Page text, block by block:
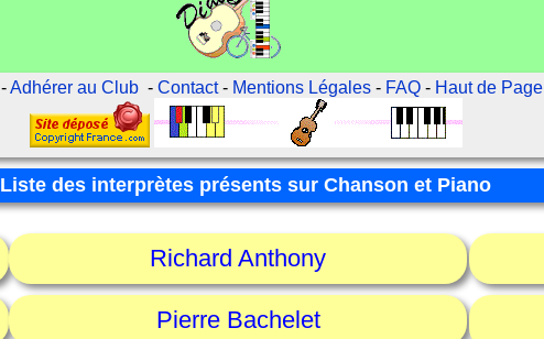
-Adhérer au Club -Contact- Mentions Légales - FAQ - Haut de Page
Liste des interprètes présents sur Chanson et Piano
Richard Anthony
Pierre Bachelet